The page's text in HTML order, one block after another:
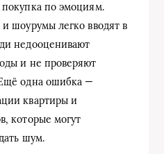
по эмоциям.
шоурумы легко вводят в
недооценивают
и не проверяют
одна ошибка —
квартиры и
которые могут
шум.